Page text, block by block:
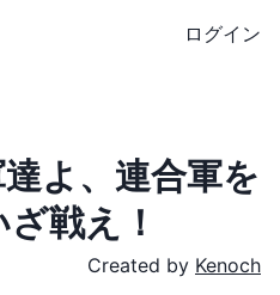
ログイン
よ、連合軍を
戦え！
Created by Kenoch